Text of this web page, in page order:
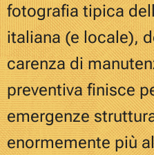
fotografia tipica
italiana (e locale),
carenza di
preventiva finisce
emergenze
enormemente più